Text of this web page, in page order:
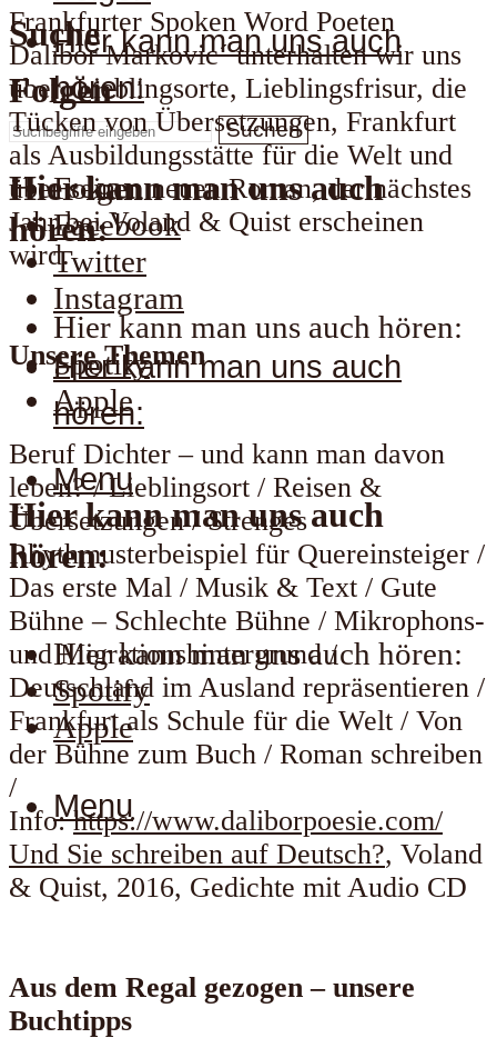
Suche
Suchen
Hier kann man uns auch
hören:
Hier kann man uns auch
hören:
Hier kann man uns auch hören:
Spotify
Apple
Menu
Folgen
Folgen
Facebook
Twitter
Instagram
Hier kann man uns auch
hören:
Hier kann man uns auch
hören:
Hier kann man uns auch hören:
Spotify
Apple
Menu
Frankfurter Spoken Word Poeten
Dalibor Markovic´ unterhalten wir uns
über, Lieblingsorte, Lieblingsfrisur, die
Tücken von Übersetzungen, Frankfurt
als Ausbildungsstätte für die Welt und
über seinen neuen Roman, der nächstes
Jahr bei Voland & Quist erscheinen
wird.
Unsere Themen
Beruf Dichter – und kann man davon
leben? / Lieblingsort / Reisen &
Übersetzungen / Strenges
Rhythmusterbeispiel für Quereinsteiger /
Das erste Mal / Musik & Text / Gute
Bühne – Schlechte Bühne / Mikrophons-
und Migrationshintergrund /
Deutschland im Ausland repräsentieren /
Frankfurt als Schule für die Welt / Von
der Bühne zum Buch / Roman schreiben
/
Info:https://www.daliborpoesie.com/
Und Sie schreiben auf Deutsch?, Voland
& Quist, 2016, Gedichte mit Audio CD
Aus dem Regal gezogen – unsere
Buchtipps